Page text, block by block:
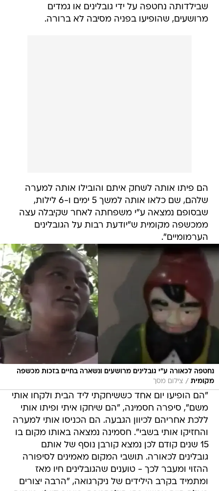
שבילדותה נחטפה על ידי גובלינים או גמדים
מרושעים, שהופיעו בפניה מסיבה לא ברורה.
הם פיתו אותה לשחק איתם והובילו אותה למערה
שלהם, שם כלאו אותה למשך 5 ימים ו-6 לילות,
שבסופם נמצאה ע"י משפחתה לאחר שקיבלה עצה
ממכשפה מקומית ש"יודעת רבות על הגובלינים
הערמומיים".
נחטפה לכאורה ע"י גובלינים מרושעים ונשארה בחיים בזכות מכשפה
מקומית / צילום מסך
"הם הופיעו יום אחד כששיחקתי ליד הבית ולקחו אותי
משם", סיפרה חסמינה, "הם שיחקו איתי ופיתו אותי
ללכת אחריהם לכיוון הגבעה. הם הכניסו אותי למערה
והחזיקו אותי בשבי". חסמינה נמצאה באותו מקום בו
15 שנים קודם לכן נמצא קורבן נוסף של אותם
גובלינים לכאורה. תושבי המקום מאמינים לסיפורה
ההזוי ומעבר לכך - טוענים שהגובלינים חיו מאז
ומתמיד בקרב הילידים של ניקרגואה, "הרבה יצורים